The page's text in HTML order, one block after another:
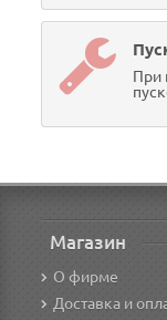
При
Магазин
О фирме
Доставка и